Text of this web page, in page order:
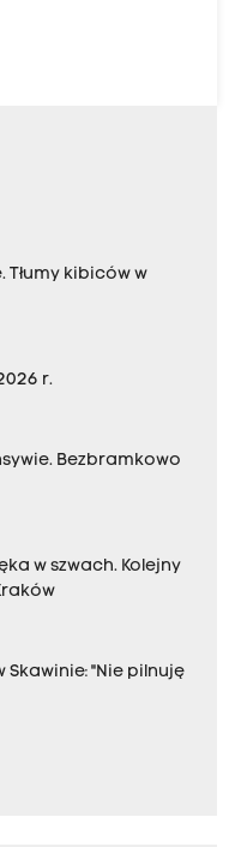
Tłumy kibiców w
r.
Bezbramkowo
w szwach. Kolejny
Skawinie: "Nie pilnuję